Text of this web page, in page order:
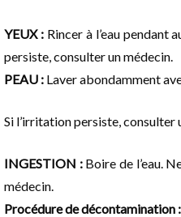
YEUX :Rincer à l’eau pendant
persiste, consulter un médecin.
PEAU : Laver abondamment
Si l’irritation persiste, consulter
INGESTION :Boire de l’eau.
médecin.
Procédure de décontamination :